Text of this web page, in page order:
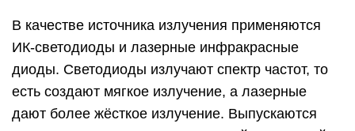
В качестве источника излучения применяются
ИК-светодиоды и лазерные инфракрасные
диоды. Светодиоды излучают спектр частот, то
есть создают мягкое излучение, а лазерные
дают более жёсткое излучение. Выпускаются